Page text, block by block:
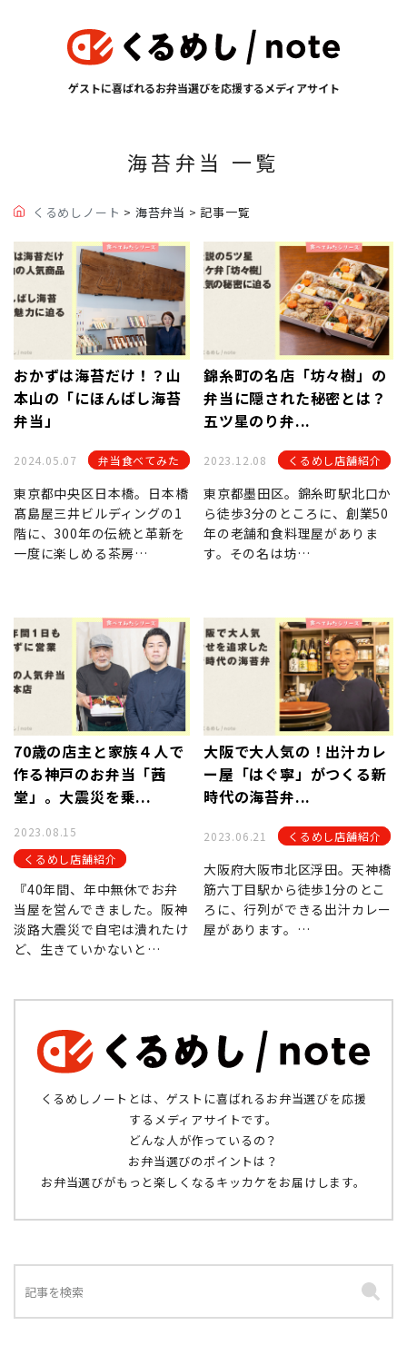
ゲストに喜ばれるお弁当選びを応援するメディアサイト
海苔弁当 一覧
くるめしノート > 海苔弁当 > 記事一覧
おかずは海苔だけ！？山
本山の「にほんばし海苔
弁当」
2024.05.07 弁当食べてみた
東京都中央区日本橋。日本橋
髙島屋三井ビルディングの1
階に、300年の伝統と革新を
一度に楽しめる茶房…
錦糸町の名店「坊々樹」の
弁当に隠された秘密とは？
五ツ星のり弁...
2023.12.08 くるめし店舗紹介
東京都墨田区。錦糸町駅北口か
ら徒歩3分のところに、創業50
年の老舗和食料理屋がありま
す。その名は坊…
70歳の店主と家族４人で
作る神戸のお弁当「茜
堂」。大震災を乗...
2023.08.15
くるめし店舗紹介
『40年間、年中無休でお弁
当屋を営んできました。阪神
淡路大震災で自宅は潰れたけ
ど、生きていかないと…
大阪で大人気の！出汁カレ
ー屋「はぐ寧」がつくる新
時代の海苔弁...
2023.06.21 くるめし店舗紹介
大阪府大阪市北区浮田。天神橋
筋六丁目駅から徒歩1分のとこ
ろに、行列ができる出汁カレー
屋があります。…
くるめしノートとは、ゲストに喜ばれるお弁当選びを応援
するメディアサイトです。
どんな人が作っているの？
お弁当選びのポイントは？
お弁当選びがもっと楽しくなるキッカケをお届けします。